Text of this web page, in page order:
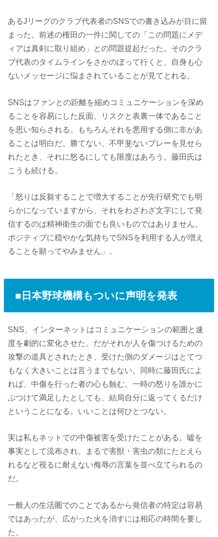
あるJリーグのクラブ代表者のSNSでの書き込みが目に留
まった。前述の権田の一件に関しての「この問題にメデ
ィアは真剣に取り組め」との問題提起だった。そのクラ
ブ代表のタイムラインをさかのぼって行くと、自身も心
ないメッセージに悩まされていることが見てとれる。
SNSはファンとの距離を縮めコミュニケーションを深め
ることを容易にした反面、リスクと表裏一体であること
を思い知らされる。もちろんそれを悪用する側に非があ
ることは明白だ。勝てない、不甲斐ないプレーを見せら
れたとき、それに怒るにしても限度はあろう。藤田氏は
こうも続ける。
「怒りは反芻することで増大することが先行研究でも明
らかになっていますから、それをわざわざ文字にして発
信するのは精神衛生の面でも良いものではありません。
ポジティブに穏やかな気持ちでSNSを利用する人が増え
ることを願ってやみません」。
■日本野球機構もついに声明を発表
SNS、インターネットはコミュニケーションの範囲と速
度を劇的に変化させた。だがそれが人を傷つけるための
攻撃の道具とされたとき、受けた側のダメージはとてつ
もなく大きいことは言うまでもない。同時に藤田氏によ
れば、中傷を行った者の心も蝕む。一時の怒りを誰かに
ぶつけて満足したとしても、結局自分に返ってくるだけ
ということになる。いいことは何ひとつない。
実は私もネットでの中傷被害を受けたことがある。嘘を
事実として流布され、まるで害獣・害虫の類にたとえら
れるなど視るに耐えない侮辱の言葉を並べ立てられるの
だ。
一般人の生活圏でのことであるから発信者の特定は容易
ではあったが、広がった火を消すには相応の時間を要し
た。